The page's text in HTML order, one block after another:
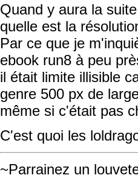
Quand y aura la
quelle est la
Par ce que je
ebook run8 à peu
il était limite illisible
genre 500 px de
même si c'était pas
C'est quoi les
~Parrainez un